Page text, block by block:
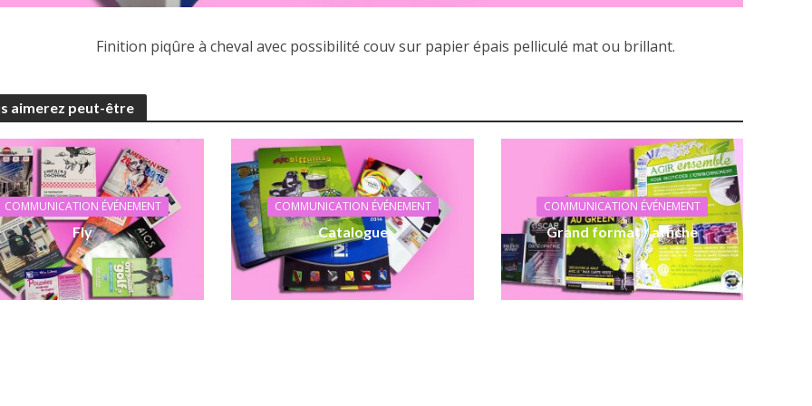
Finition piqûre à cheval avec possibilité couv sur papier épais pelliculé mat ou brillant.
aimerez peut-être
COMMUNICATION ÉVÉNEMENT
Fly
COMMUNICATION ÉVÉNEMENT
Catalogue
COMMUNICATION ÉVÉNEMENT
Grand format / affiche